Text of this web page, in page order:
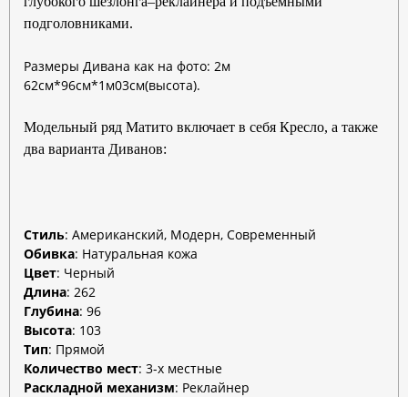
подголовниками.
Размеры Дивана как на фото: 2м
62см*96см*1м03см(высота).
Модельный ряд Матито включает в себя Кресло, а также
два варианта Диванов:
Стиль: Американский, Модерн, Современный
Обивка: Натуральная кожа
Цвет: Черный
Длина: 262
Глубина: 96
Высота: 103
Тип: Прямой
Количество мест: 3-х местные
Раскладной механизм: Реклайнер